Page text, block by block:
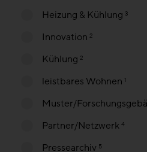
Heizung & Kühlung 3
Innovation 2
Kühlung 2
leistbares Wohnen 1
Muster/
Partner/Netzwerk 4
Pressearchiv 5